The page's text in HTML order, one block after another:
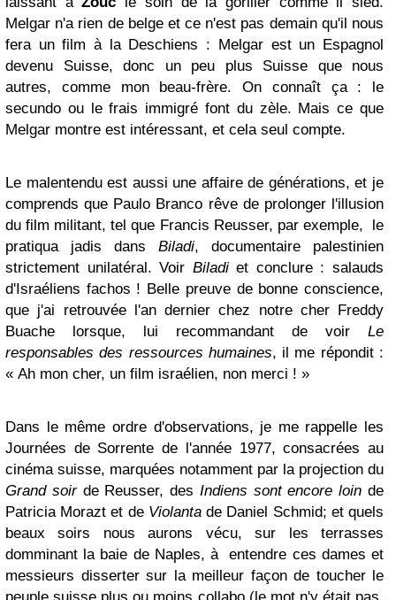
Melgar n'a rien de belge et ce n'est pas demain qu'il nous
fera un film à la Deschiens : Melgar est un Espagnol
devenu Suisse, donc un peu plus Suisse que nous
autres, comme mon beau-frère. On connaît ça : le
secundo ou le frais immigré font du zèle. Mais ce que
Melgar montre est intéressant, et cela seul compte.
Le malentendu est aussi une affaire de générations, et je
comprends que Paulo Branco rêve de prolonger l'illusion
du film militant, tel que Francis Reusser, par exemple, le
pratiqua jadis dans Biladi, documentaire palestinien
strictement unilatéral. Voir Biladiet conclure : salauds
d'Israéliens fachos ! Belle preuve de bonne conscience,
que j'ai retrouvée l'an dernier chez notre cher Freddy
Buache lorsque, lui recommandant de voir Le
responsables des ressources humaines, il me répondit :
« Ah mon cher, un film israélien, non merci ! »
Dans le même ordre d'observations, je me rappelle les
Journées de Sorrente de l'année 1977, consacrées au
cinéma suisse, marquées notamment par la projection du
Grand soirde Reusser, des Indiens sont encore loin de
Patricia Morazt et de Violantade Daniel Schmid; et quels
beaux soirs nous aurons vécu, sur les terrasses
domminant la baie de Naples, à entendre ces dames et
messieurs disserter sur la meilleur façon de toucher le